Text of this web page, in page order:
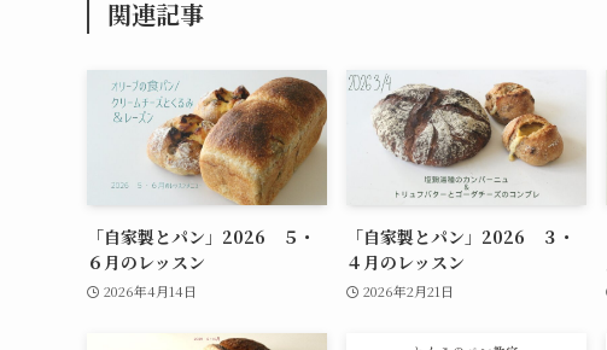
関連記事
「自家製とパン」2026 ５・
６月のレッスン
2026年4月14日
「自家製とパン」2026 ３・
４月のレッスン
2026年2月21日